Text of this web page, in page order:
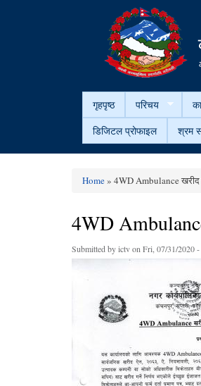
गृहपृष्ठ परिचय
डिजिटल प्रोफाइल
श्रम
Home» 4WD Ambulance खरीद
4WD
Submitted byictvon Fri, 07/31/2020